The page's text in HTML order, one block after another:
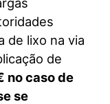
de lixo na via
de
no caso de
se